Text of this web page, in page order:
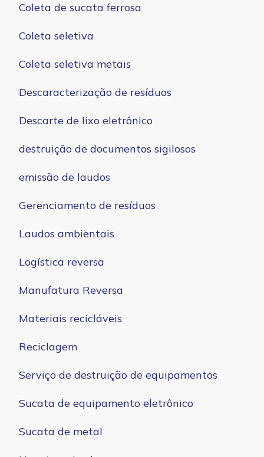
Coleta de sucata ferrosa
Coleta seletiva
Coleta seletiva metais
Descaracterização de resíduos
Descarte de lixo eletrônico
destruição de documentos sigilosos
emissão de laudos
Gerenciamento de resíduos
Laudos ambientais
Logística reversa
Manufatura Reversa
Materiais recicláveis
Reciclagem
Serviço de destruição de equipamentos
Sucata de equipamento eletrônico
Sucata de metal